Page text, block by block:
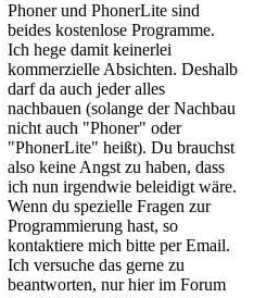
Phoner und PhonerLite sind
beides kostenlose Programme.
Ich hege damit keinerlei
kommerzielle Absichten. Deshalb
darf da auch jeder alles
nachbauen (solange der Nachbau
nicht auch "Phoner" oder
"PhonerLite" heißt). Du brauchst
also keine Angst zu haben, dass
ich nun irgendwie beleidigt wäre.
Wenn du spezielle Fragen zur
Programmierung hast, so
kontaktiere mich bitte per Email.
Ich versuche das gerne zu
beantworten, nur hier im Forum